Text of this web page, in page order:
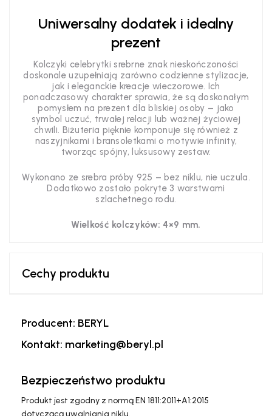
Uniwersalny dodatek i idealny
prezent
Kolczyki celebrytki srebrne znak nieskończoności
doskonale uzupełniają zarówno codzienne stylizacje,
jak i eleganckie kreacje wieczorowe. Ich
ponadczasowy charakter sprawia, że są doskonałym
pomysłem na prezent dla bliskiej osoby – jako
symbol uczuć, trwałej relacji lub ważnej życiowej
chwili. Biżuteria pięknie komponuje się również z
naszyjnikami i bransoletkami o motywie infinity,
tworząc spójny, luksusowy zestaw.
Wykonano ze srebra próby 925 – bez niklu, nie uczula.
Dodatkowo zostało pokryte 3 warstwami
szlachetnego rodu.
Wielkość kolczyków: 4×9 mm.
Cechy produktu
Producent: BERYL
Kontakt: marketing@beryl.pl
Bezpieczeństwo produktu
Produkt jest zgodny z normą EN 1811:2011+A1:2015
dotyczącą uwalniania niklu.